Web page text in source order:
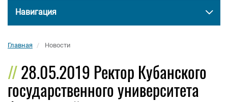
Навигация
Главная Новости
28.05.2019 Ректор Кубанского
государственного университета